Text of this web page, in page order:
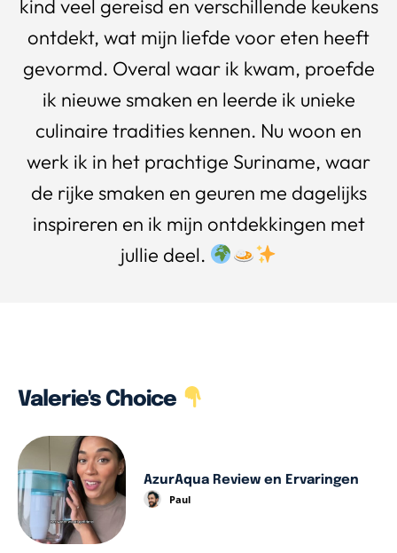
kind veel gereisd en verschillende keukens
ontdekt, wat mijn liefde voor eten heeft
gevormd. Overal waar ik kwam, proefde
ik nieuwe smaken en leerde ik unieke
culinaire tradities kennen. Nu woon en
werk ik in het prachtige Suriname, waar
de rijke smaken en geuren me dagelijks
inspireren en ik mijn ontdekkingen met
jullie deel.
Valerie's Choice
AzurAqua Review en Ervaringen
Paul